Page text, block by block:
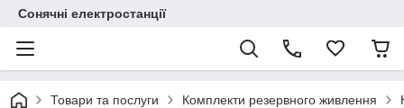
Сонячні електростанції
Товари та послуги Комплекти резервного живлення